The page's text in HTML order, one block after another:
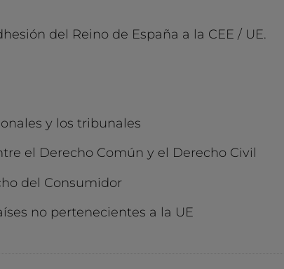
del Reino de España a la CEE / UE.
y los tribunales
el Derecho Común y el Derecho Civil
del Consumidor
no pertenecientes a la UE